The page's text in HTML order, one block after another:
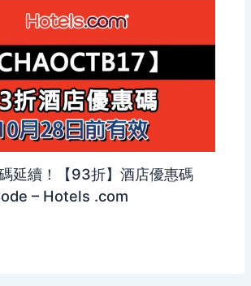
延續！【93折】酒店優惠碼
– Hotels .com